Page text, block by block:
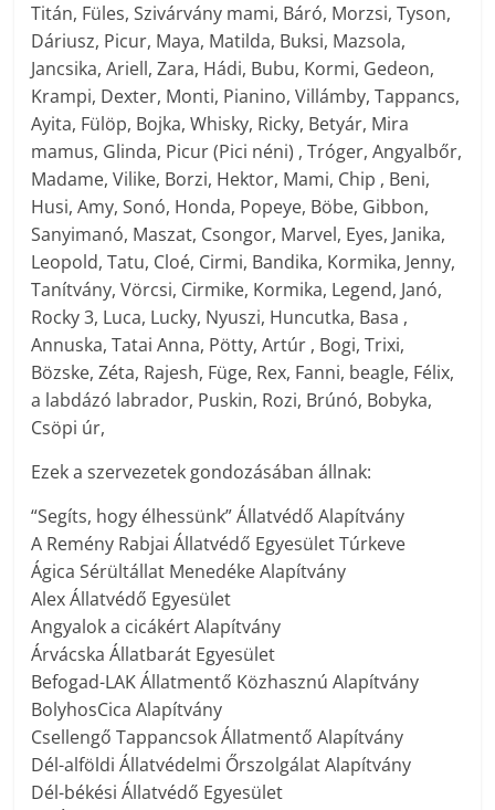
Titán, Füles, Szivárvány mami, Báró, Morzsi, Tyson,
Dáriusz, Picur, Maya, Matilda, Buksi, Mazsola,
Jancsika, Ariell, Zara, Hádi, Bubu, Kormi, Gedeon,
Krampi, Dexter, Monti, Pianino, Villámby, Tappancs,
Ayita, Fülöp, Bojka, Whisky, Ricky, Betyár, Mira
mamus, Glinda, Picur (Pici néni) , Tróger, Angyalbőr,
Madame, Vilike, Borzi, Hektor, Mami, Chip , Beni,
Husi, Amy, Sonó, Honda, Popeye, Böbe, Gibbon,
Sanyimanó, Maszat, Csongor, Marvel, Eyes, Janika,
Leopold, Tatu, Cloé, Cirmi, Bandika, Kormika, Jenny,
Tanítvány, Vörcsi, Cirmike, Kormika, Legend, Janó,
Rocky 3, Luca, Lucky, Nyuszi, Huncutka, Basa ,
Annuska, Tatai Anna, Pötty, Artúr , Bogi, Trixi,
Bözske, Zéta, Rajesh, Füge, Rex, Fanni, beagle, Félix,
a labdázó labrador, Puskin, Rozi, Brúnó, Bobyka,
Csöpi úr,
Ezek a szervezetek gondozásában állnak:
“Segíts, hogy élhessünk” Állatvédő Alapítvány
A Remény Rabjai Állatvédő Egyesület Túrkeve
Ágica Sérültállat Menedéke Alapítvány
Alex Állatvédő Egyesület
Angyalok a cicákért Alapítvány
Árvácska Állatbarát Egyesület
Befogad-LAK Állatmentő Közhasznú Alapítvány
BolyhosCica Alapítvány
Csellengő Tappancsok Állatmentő Alapítvány
Dél-alföldi Állatvédelmi Őrszolgálat Alapítvány
Dél-békési Állatvédő Egyesület